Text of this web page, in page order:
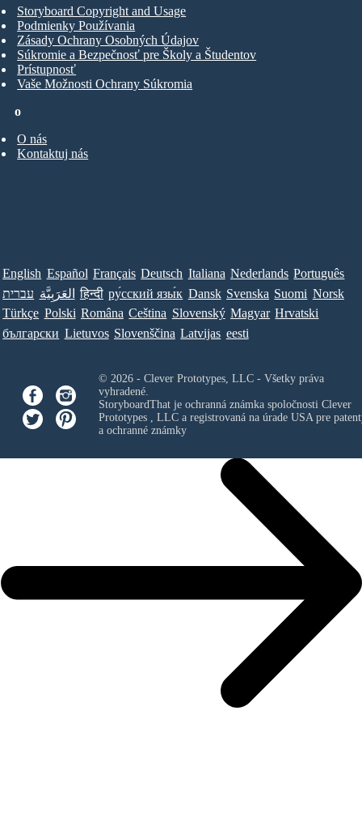
o
O nás
Kontaktuj nás
Storyboard Copyright and Usage
Podmienky Používania
Zásady Ochrany Osobných Údajov
Súkromie a Bezpečnosť pre Školy a Študentov
Prístupnosť
Vaše Možnosti Ochrany Súkromia
English Español Français Deutsch Italiana Nederlands Português
עברית العَرَبِيَّة हिन्दी ру́сский язы́к Dansk Svenska Suomi Norsk
Türkçe Polski Româna Ceština Slovenský Magyar Hrvatski
български Lietuvos Slovenščina Latvijas eesti
© 2026 - Clever Prototypes, LLC - Všetky práva
vyhradené.
StoryboardThat je ochranná známka spoločnosti Clever
Prototypes , LLCa registrovaná na úrade USA pre
a ochranné známky